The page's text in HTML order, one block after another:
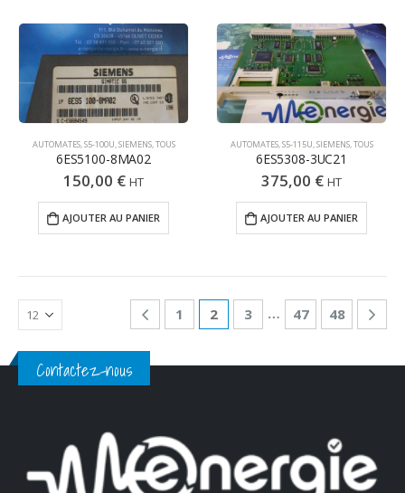
AUTOMATES,S5-100U,SIEMENS,TOUS
6ES5100-8MA02
150,00 € HT
AJOUTER AU PANIER
AUTOMATES,S5-115U,SIEMENS,TOUS
6ES5308-3UC21
375,00 € HT
AJOUTER AU PANIER
1 2 3 … 47 48
Contactez-nous